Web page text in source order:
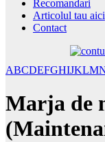
Recomandari
Articolul tau aici
Contact
ABCDEFGHIJKLM
Marja de